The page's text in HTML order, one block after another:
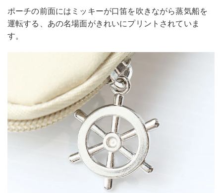
ポーチの前面にはミッキーが口笛を吹きながら蒸気船を
運転する、あの名場面がきれいにプリントされていま
す。